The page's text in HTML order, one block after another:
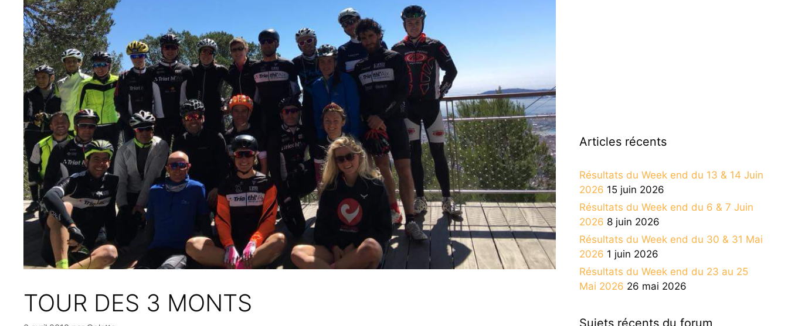
TOUR DES 3 MONTS
Articles récents
Résultats du Week end du 13 & 14 Juin
2026 15 juin 2026
Résultats du Week end du 6 & 7 Juin
2026 8 juin 2026
Résultats du Week end du 30 & 31 Mai
2026 1 juin 2026
Résultats du Week end du 23 au 25
Mai 2026 26 mai 2026
Sujets récents du forum